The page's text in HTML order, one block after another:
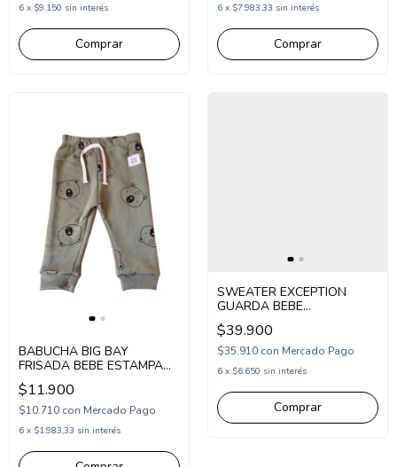
6 x $9.150 sin interés
Comprar
6 x $7.983,33 sin interés
Comprar
BABUCHA BIG BAY
FRISADA BEBE ESTAMPA
OSOS (BI267112)
$11.900
$10.710 con Mercado Pago
6 x $1.983,33 sin interés
SWEATER EXCEPTION
GUARDA BEBE
(EX26BSW06)
$39.900
$35.910 con Mercado Pago
6 x $6.650 sin interés
Comprar